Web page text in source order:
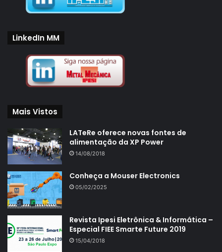
LinkedIn MM
Mais Vistos
LATeRe oferece novas fontes de
alimentação da XP Power
14/08/2018
Conheça a Mouser Electronics
05/02/2025
Revista Ipesi Eletrônica & Informática –
Especial FIEE Smarte Future 2019
15/04/2018